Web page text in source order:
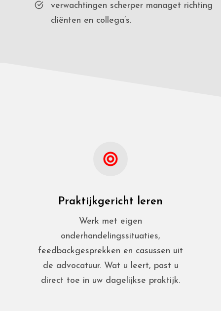
verwachtingen scherper managet richting
cliënten en collega’s.
Praktijkgericht leren
Werk met eigen
onderhandelingssituaties,
feedbackgesprekken en casussen uit
de advocatuur. Wat u leert, past u
direct toe in uw dagelijkse praktijk.